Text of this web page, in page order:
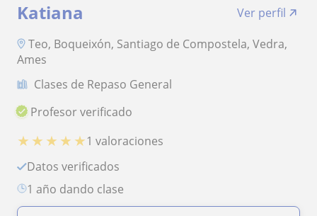
Katiana
Ver perfil
Teo, Boqueixón, Santiago de Compostela, Vedra,
Ames
Clases de Repaso General
Profesor verificado
★ ★ ★ ★ ★1 valoraciones
Datos verificados
1 año dando clase